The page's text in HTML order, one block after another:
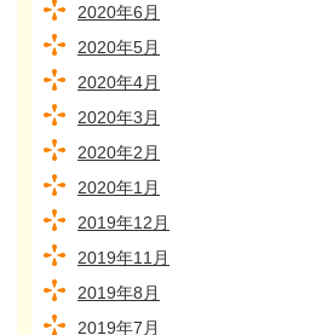
2020年6月
2020年5月
2020年4月
2020年3月
2020年2月
2020年1月
2019年12月
2019年11月
2019年8月
2019年7月